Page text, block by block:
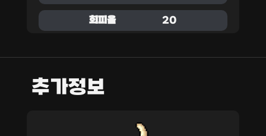
회피율 20
추가정보